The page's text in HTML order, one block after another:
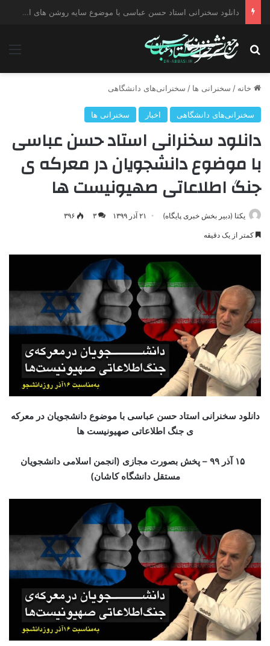
دانلود سخنرانی استاد حسن عباسی با موضوع چهار انتخاب ۱۴۰۰
جستجو برای
خانه / سخنرانی ها / سخنرانی‌های دانشگاهی
سخنرانی‌های دانشگاهی اخبار سخنرانی ها
دانلود سخنرانی استاد حسن عباسی
با موضوع دانشجویان در معرکه ی
جنگ اطلاعاتی صهیونیست ها
یکتا (دبیر بخش خبری پایگاه) ۲۱ آذر ۱۳۹۹ ۳ ۳۹۶
کمتر از یک دقیقه
دانلود سخنرانی استاد حسن عباسی با موضوع دانشجویان در معرکه
ی جنگ اطلاعاتی صهیونیست ها
۹ ۹ – پخش بصورت مجازی (انجمن اسلامی دانشجویان
مستقل دانشگاه کاشان)